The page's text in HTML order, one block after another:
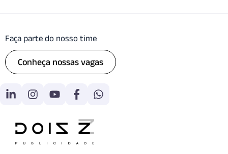
Faça parte do nosso time
Conheça nossas vagas